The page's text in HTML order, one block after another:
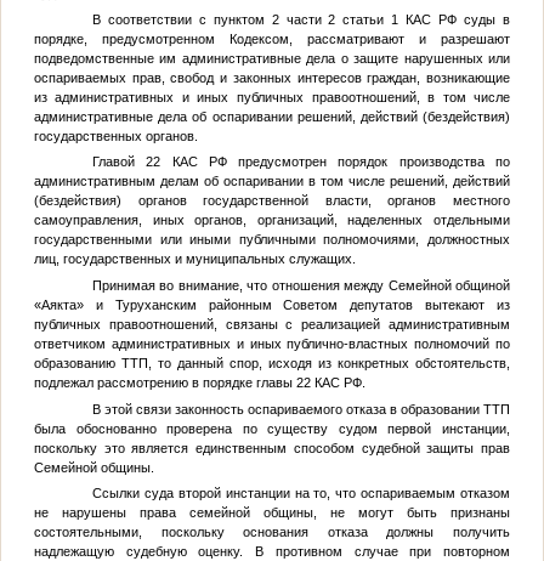
В соответствии с пунктом 2 части 2 статьи 1 КАС РФ суды в
порядке, предусмотренном Кодексом, рассматривают и разрешают
подведомственные им административные дела о защите нарушенных или
оспариваемых прав, свобод и законных интересов граждан, возникающие
из административных и иных публичных правоотношений, в том числе
административные дела об оспаривании решений, действий (бездействия)
государственных органов.
Главой 22 КАС РФ предусмотрен порядок производства по
административным делам об оспаривании в том числе решений, действий
(бездействия) органов государственной власти, органов местного
самоуправления, иных органов, организаций, наделенных отдельными
государственными или иными публичными полномочиями, должностных
лиц, государственных и муниципальных служащих.
Принимая во внимание, что отношения между Семейной общиной
«Аякта» и Туруханским районным Советом депутатов вытекают из
публичных правоотношений, связаны с реализацией административным
ответчиком административных и иных публично-властных полномочий по
образованию ТТП, то данный спор, исходя из конкретных обстоятельств,
подлежал рассмотрению в порядке главы 22 КАС РФ.
В этой связи законность оспариваемого отказа в образовании ТТП
была обоснованно проверена по существу судом первой инстанции,
поскольку это является единственным способом судебной защиты прав
Семейной общины.
Ссылки суда второй инстанции на то, что оспариваемым отказом
не нарушены права семейной общины, не могут быть признаны
состоятельными, поскольку основания отказа должны получить
надлежащую судебную оценку. В противном случае при повторном